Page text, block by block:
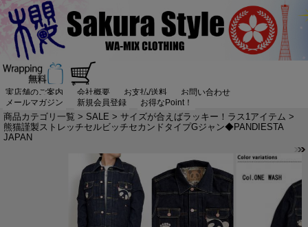
実店舗のご案内 会社概要 お支払/送料
お問い合わせ
メールマガジン
新規会員登録 お得なPoint！
商品カテゴリ一覧 > SALE > サイズが合えばラッキー！ラス1アイテム >
熊猫謹製ストレッチセルビッチセカンドタイプGジャン◆PANDIESTA
JAPAN